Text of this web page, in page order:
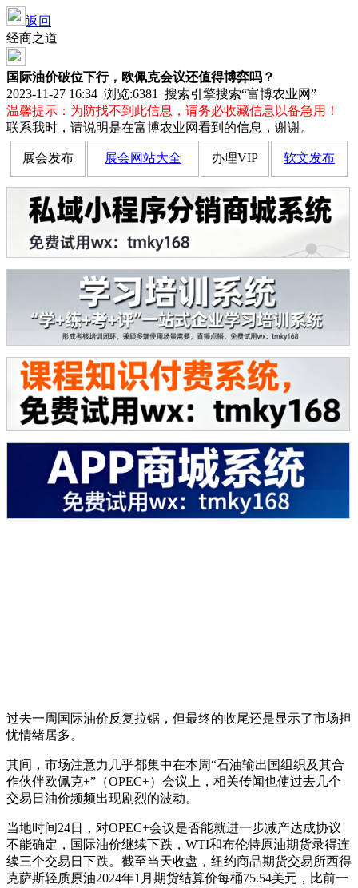
返回
经商之道
国际油价破位下行，欧佩克会议还值得博弈吗？
2023-11-27 16:34 浏览:6381
搜索引擎搜索“富博农业网”
温馨提示：为防找不到此信息，请务必收藏信息以备急用！
联系我时，请说明是在富博农业网看到的信息，谢谢。
展会发布 展会网站大全 办理VIP 软文发布
过去一周国际油价反复拉锯，但最终的收尾还是显示了市场担
忧情绪居多。
其间，市场注意力几乎都集中在本周“石油输出国组织及其合
作伙伴欧佩克+”（OPEC+）会议上，相关传闻也使过去几个
交易日油价频频出现剧烈的波动。
当地时间24日，对OPEC+会议是否能就进一步减产达成协议
不能确定，国际油价继续下跌，WTI和布伦特原油期货录得连
续三个交易日下跌。截至当天收盘，纽约商品期货交易所西得
克萨斯轻质原油2024年1月期货结算价每桶75.54美元，比前一